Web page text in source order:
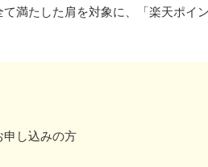
満たした肩を対象に、「楽天ポイ
申し込みの方